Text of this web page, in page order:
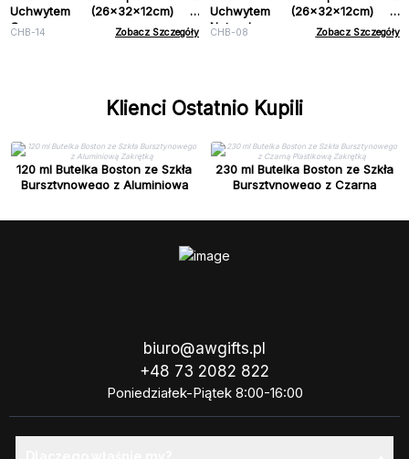
Uchwytem (26x32x12cm) -
Czarna
CHB-14 Zobacz Szczegóły
Uchwytem (26x32x12cm) -
Naturalna
CHB-08 Zobacz Szczegóły
Klienci Ostatnio Kupili
120 ml Butelka Boston ze Szkła
Bursztynowego z Aluminiową
230 ml Butelka Boston ze Szkła
Bursztynowego z Czarną
biuro@awgifts.pl
+48 73 2082 822
Poniedziałek-Piątek 8:00-16:00